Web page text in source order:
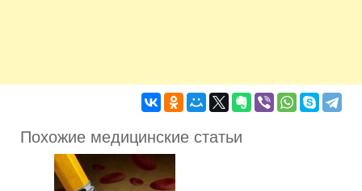
Похожие медицинские статьи